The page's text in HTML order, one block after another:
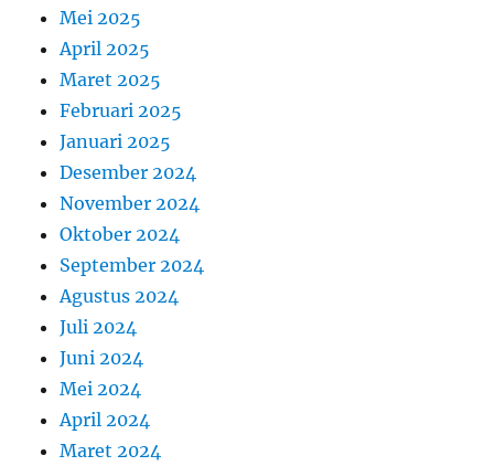
Mei 2025
April 2025
Maret 2025
Februari 2025
Januari 2025
Desember 2024
November 2024
Oktober 2024
September 2024
Agustus 2024
Juli 2024
Juni 2024
Mei 2024
April 2024
Maret 2024